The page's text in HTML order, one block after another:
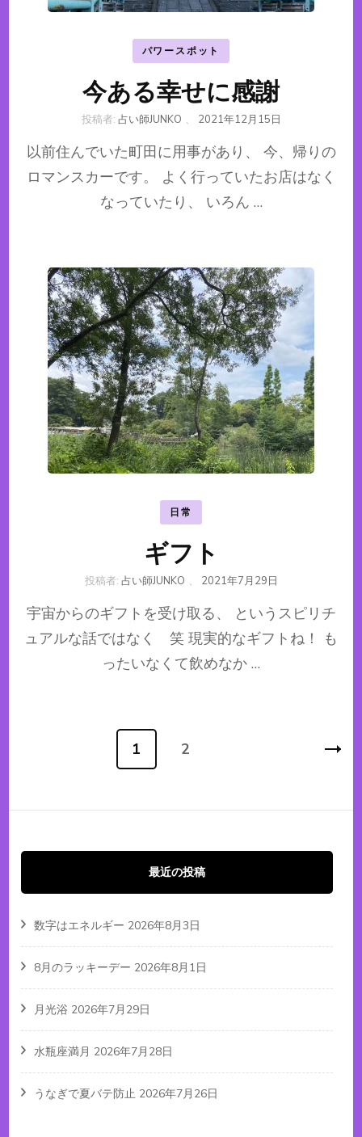
パワースポット
今ある幸せに感謝
投稿者: 占い師JUNKO 、 2021年12月15日
以前住んでいた町田に用事があり、 今、帰りの
ロマンスカーです。 よく行っていたお店はなく
なっていたり、 いろん …
日常
ギフト
投稿者: 占い師JUNKO 、 2021年7月29日
宇宙からのギフトを受け取る、 というスピリチ
ュアルな話ではなく 笑 現実的なギフトね！ も
ったいなくて飲めなか …
ビ
シ
ョ
固
ジ
1 固
ー
2
最近の投稿
数字はエネルギー 2026年8月3日
8月のラッキーデー 2026年8月1日
月光浴 2026年7月29日
水瓶座満月 2026年7月28日
うなぎで夏バテ防止 2026年7月26日